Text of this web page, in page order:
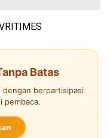
Batas
berpartisipasi
pembaca.